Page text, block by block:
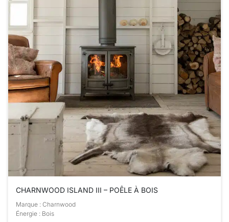
CHARNWOOD ISLAND III – POÊLE À BOIS
Marque : Charnwood
Énergie : Bois